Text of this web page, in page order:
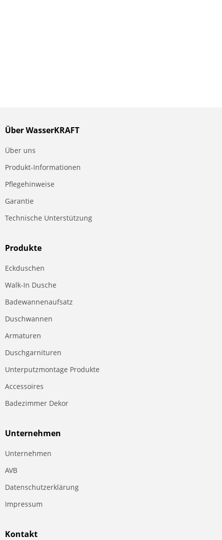
Über WasserKRAFT
Über uns
Produkt-Informationen
Pflegehinweise
Garantie
Technische Unterstützung
Produkte
Eckduschen
Walk-In Dusche
Badewannenaufsatz
Duschwannen
Armaturen
Duschgarnituren
Unterputzmontage Produkte
Accessoires
Badezimmer Dekor
Unternehmen
Unternehmen
AVB
Datenschutzerklärung
Impressum
Kontakt